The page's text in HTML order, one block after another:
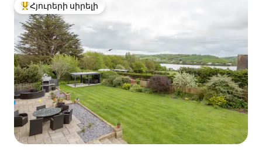
Հյուրերի սիրելի լավագույն տները
Հյուրերի սիրելի